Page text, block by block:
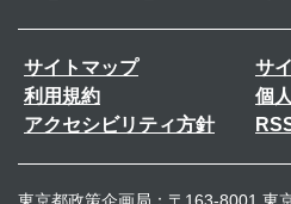
サイトマップ
サ
利用規約
個
アクセシビリティ方針